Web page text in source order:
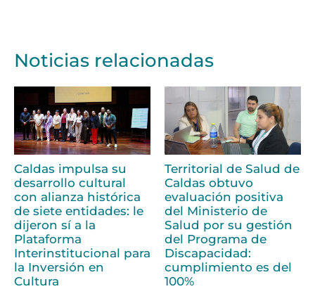
Noticias relacionadas
Caldas impulsa su
desarrollo cultural
con alianza histórica
de siete entidades: le
dijeron sí a la
Plataforma
Interinstitucional para
la Inversión en
Cultura
Territorial de Salud de
Caldas obtuvo
evaluación positiva
del Ministerio de
Salud por su gestión
del Programa de
Discapacidad:
cumplimiento es del
100%